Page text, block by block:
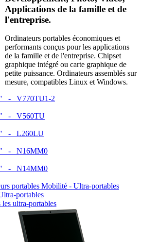
Applications de la famille et de
l'entreprise.
Ordinateurs portables économiques et
performants conçus pour les applications
de la famille et de l'entreprise. Chipset
graphique intégré ou carte graphique de
petite puissance. Ordinateurs assemblés sur
mesure, compatibles Linux et Windows.
- V770TU1-2
- V560TU
- L260LU
- N16MM0
- N14MM0
portables
les ultra-portables